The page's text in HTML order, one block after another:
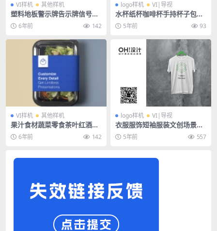
VI样机 其他样机
塑料地板警示牌告示牌信号牌
路障效果图样机贴图模板PSD
设计素材
6年前 142
logo样机 VI|导视
水杯纸杯咖啡杯手持杯子包装
文创logo场景样机
5年前 93
VI样机 其他样机
果汁食材蔬菜零食茶叶红酒起
泡酒饮料玻璃瓶铁罐超市生鲜
包装贴图样机PS模板素材
6年前 142
logo样机 VI|导视
衣服服饰短袖服装文创场景模
特样机
5年前 557